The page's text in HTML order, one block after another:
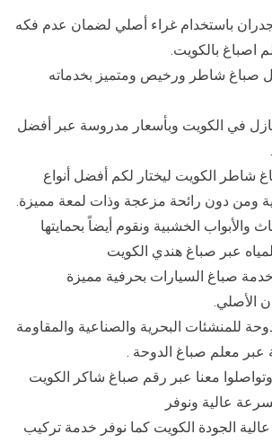
باستخدام غراء أصلي لضمان عدم فكه
اصباغ بالكويت.
صباغ شاطر ورخيص ومتميز بخدماته
في الكويت وبأسعار مدروسة عبر أفضل
شاطر الكويت ليختار لكم أفضل أنواع
ومن دون رائحة مزعجة وذات لمعة مميزة.
والأبواب الخشبية ونقوم أيضاً بحمايتها
عبر صباغ هندي الكويت
صباغ السيارات بحرفية مميزة
الأصلي.
للمنشئات البحرية والصناعية والمقاومة
عبر معلم صباغ الدوحة .
وتواصلوا معنا عبر رقم صباغ شاكر الكويت
عالية ونوفر
الجودة الكويت كما نوفر خدمة تركيب